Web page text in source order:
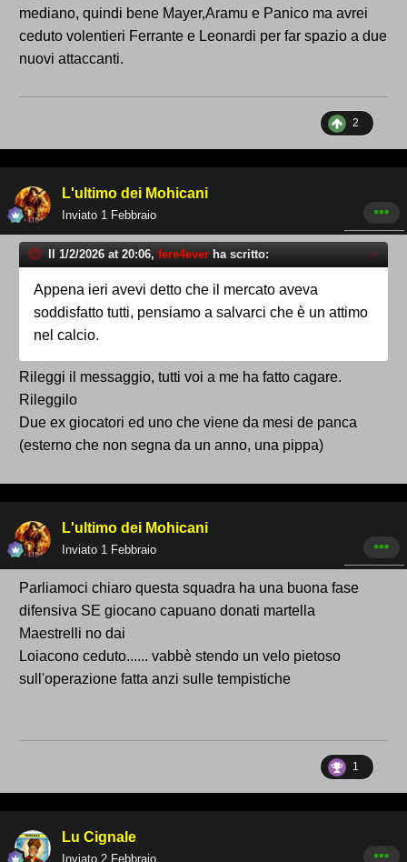
Se vogliamo estende il discorso ai trequartisti
speriamo in Aramu perché Orellana da due partite è
il migliore in campo (anche oggi molto bene) ma per
preparare mojito per tutta la squadra.
ce permette de sfonda spesso sulle fasce, mettiamo
decine de cross a partita anche di discreta qualità
ma in area abbiamo i morti viventi! Oggi Ndrecka ha
messo un cross a uscì sulla testa de Ferrante che
solo in area piccola co tutto il tempo de preparasse
senza nessun difensore a disturballo e tutto lo
specchio libero è riuscito a schiacciassela su na
mano e fa fallo de mano.
potenziale de più de 5-6 gol a campionato ma do
volemo anda?
mediano, quindi bene Mayer,Aramu e Panico ma avrei
ceduto volentieri Ferrante e Leonardi per far spazio a due
nuovi attaccanti.
2
L'ultimo dei Mohicani
Inviato 1 Febbraio
Il 1/2/2026 at 20:06, fere4ever ha scritto:
Appena ieri avevi detto che il mercato aveva
soddisfatto tutti, pensiamo a salvarci che è un attimo
nel calcio.
Rileggi il messaggio, tutti voi a me ha fatto cagare.
Rileggilo
Due ex giocatori ed uno che viene da mesi de panca
(esterno che non segna da un anno, una pippa)
L'ultimo dei Mohicani
Inviato 1 Febbraio
Parliamoci chiaro questa squadra ha una buona fase
difensiva SE giocano capuano donati martella
Maestrelli no dai
Loiacono ceduto...... vabbè stendo un velo pietoso
sull'operazione fatta anzi sulle tempistiche
1
Lu Cignale
Inviato 2 Febbraio